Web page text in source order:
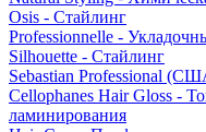
Osis - Стайлинг
Professionnelle -
Silhouette - Стайлинг
Sebastian Professional
Cellophanes Hair Gloss -
ламинирования